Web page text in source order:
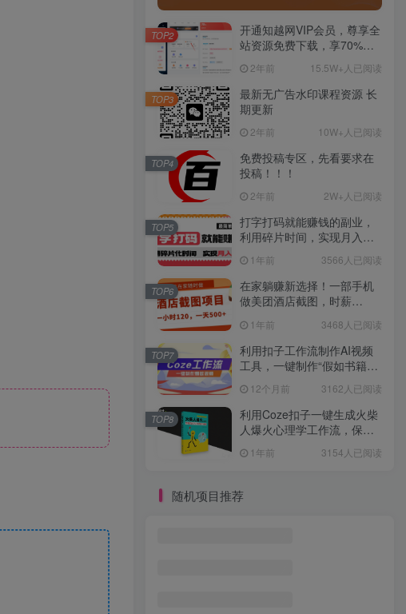
开通知越网VIP会员，尊享全
站资源免费下载，享70%的
惠】2年前 15.5W+人已阅读
TOP2
最新无广告水印课程资源 长
期更新
2年前 10W+人已阅读
TOP3
免费投稿专区，先看要求在
投稿！！！
2年前 2W+人已阅读
TOP4
打字打码就能赚钱的副业，
利用碎片时间，实现月入过
1年前 3566人已阅读
TOP5
在家躺赚新选择！一部手机
做美团酒店截图，时薪
1年前 3468人已阅读
TOP6
利用扣子工作流制作AI视频
工具，一键制作“假如书籍会
12个月前 3162人已阅读
TOP7
利用Coze扣子一键生成火柴
人爆火心理学工作流，保姆
1年前 3154人已阅读
TOP8
随机项目推荐